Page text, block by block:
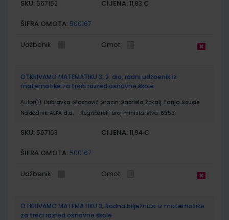
SKU: 567162 CIJENA: 11,83 €
ŠIFRA OMOTA: 500167
Udžbenik Omot
OTKRIVAMO MATEMATIKU 3; 2. dio, radni udžbenik iz
matematike za treći razred osnovne škole
Autor(i): Dubravka Glasnović Gracin Gabriela Žokalj Tanja Soucie
Nakladnik: ALFA d.d. Registarski broj ministarstva: 6553
SKU: 567163 CIJENA: 11,94 €
ŠIFRA OMOTA: 500167
Udžbenik Omot
OTKRIVAMO MATEMATIKU 3; Radna bilježnica iz matematike
za treći razred osnovne škole